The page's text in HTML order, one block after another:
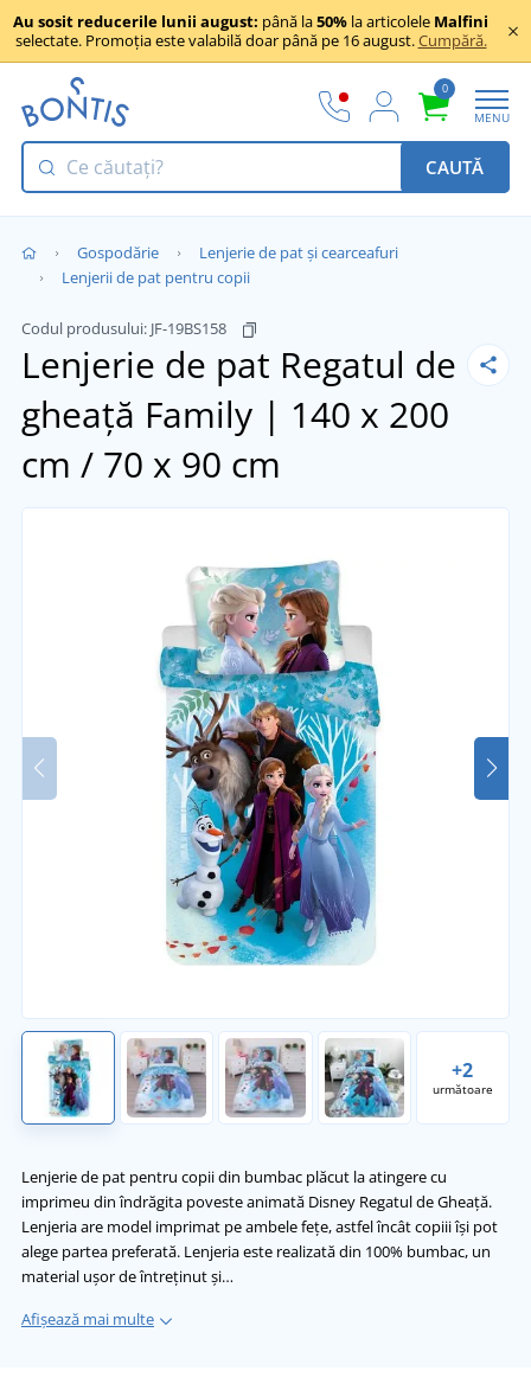
Au sosit reducerile lunii august: până la50% la articolele Malfini
selectate. Promoția este valabilă doar până pe 16 august.Cumpără.
0
MENU
CAUTĂ
Gospodărie
Lenjerie de pat și cearceafuri
Lenjerii de pat pentru copii
Codul produsului: JF-19BS158
Lenjerie de pat Regatul de
gheață Family | 140 x 200
cm / 70 x 90 cm
+2
următoare
Lenjerie de pat pentru copii din bumbac plăcut la atingere cu
imprimeu din îndrăgita poveste animată Disney Regatul de Gheață.
Lenjeria are model imprimat pe ambele fețe, astfel încât copiii își pot
alege partea preferată. Lenjeria este realizată din 100% bumbac, un
material ușor de întreținut și…
Afișează mai multe